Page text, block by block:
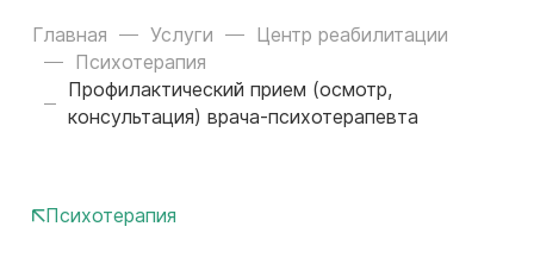
Главная Услуги
Центр реабилитации
Психотерапия
Профилактический прием (осмотр,
консультация) врача-психотерапевта
Психотерапия